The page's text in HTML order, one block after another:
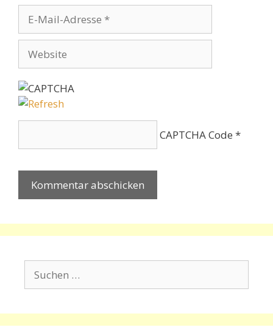
Mail-
Adresse
CAPTCHA Code *
nach: